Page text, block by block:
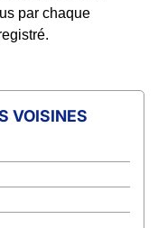
par chaque
VOISINES